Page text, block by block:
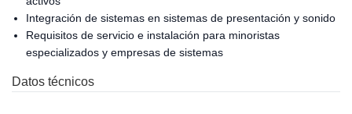
Integración de sistemas en sistemas de presentación y sonido
Requisitos de servicio e instalación para minoristas
especializados y empresas de sistemas
Datos técnicos